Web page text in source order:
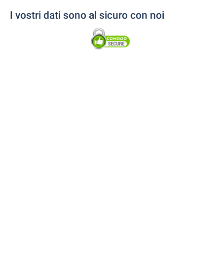
I vostri dati sono al sicuro con noi